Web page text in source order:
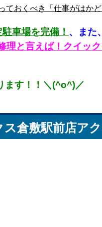
おくべき「仕事がはかど
車場を完備！ 、
また
理と言えば！クイッ
ます！！＼(^o^)／
ス倉敷駅前店ア